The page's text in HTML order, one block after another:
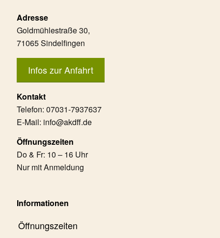
Adresse
Goldmühlestraße 30,
71065 Sindelfingen
Infos zur Anfahrt
Kontakt
Telefon: 07031-7937637
E-Mail: info@akdff.de
Öffnungszeiten
Do & Fr: 10 – 16 Uhr
Nur mit Anmeldung
Informationen
Öffnungszeiten